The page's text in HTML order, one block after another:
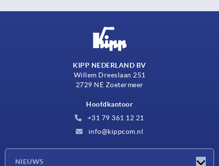
KIPP NEDERLAND BV
Willem Dreeslaan 251
2729 NE Zoetermeer
Hoofdkantoor
+31 79 361 12 21
info@kippcom.nl
NIEUWS